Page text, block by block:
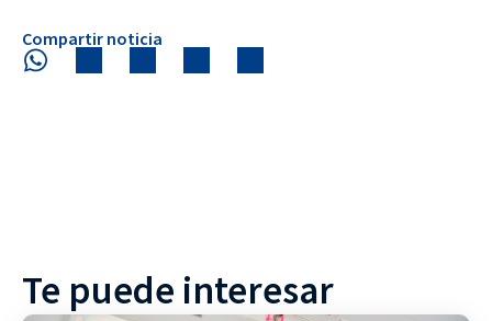
Compartir noticia
Te puede interesar